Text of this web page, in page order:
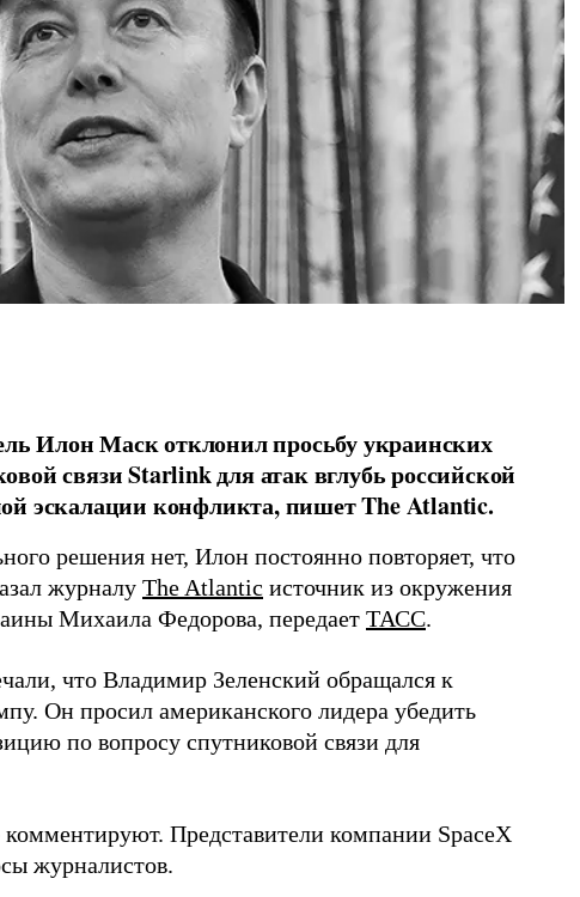
Илон Маск отклонил просьбу украинских
связи Starlink для атак вглубь российской
эскалации конфликта, пишет The Atlantic.
решения нет, Илон постоянно повторяет, что
журналу The Atlantic источник из окружения
Михаила Федорова, передает ТАСС.
что Владимир Зеленский обращался к
Он просил американского лидера убедить
по вопросу спутниковой связи для
Представители компании SpaceX
журналистов.